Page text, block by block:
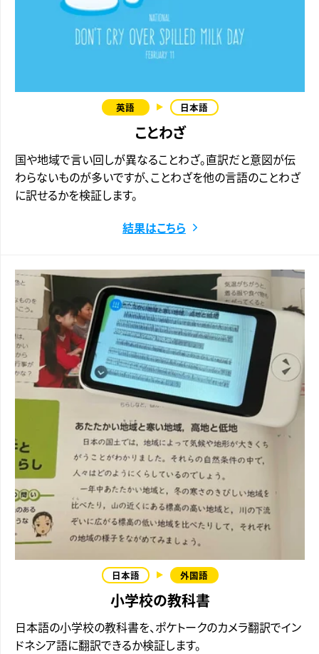
ことわざ
国や地域で言い回しが異なることわざ。直訳だと意図が伝
わらないものが多いですが、ことわざを他の言語のことわざ
に訳せるかを検証します。
結果はこちら
小学校の教科書
日本語の小学校の教科書を、ポケトークのカメラ翻訳でイン
ドネシア語に翻訳できるか検証します。